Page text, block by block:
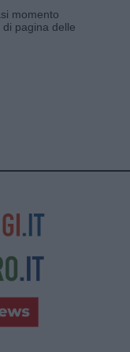
momento
pagina delle